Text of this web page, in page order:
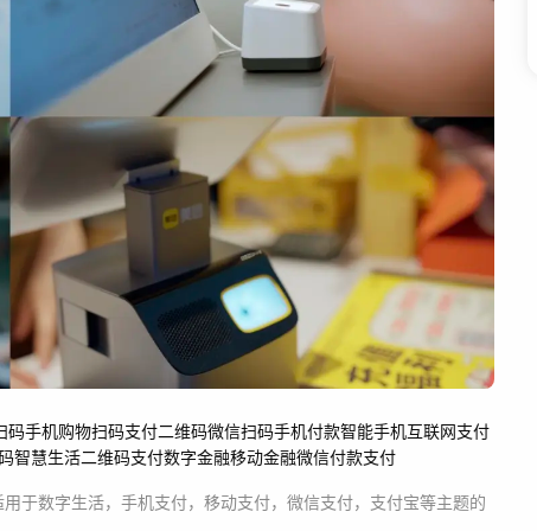
码手机购物扫码支付二维码微信扫码手机付款智能手机互联网支付
智慧生活二维码支付数字金融移动金融微信付款支付
用于数字生活，手机支付，移动支付，微信支付，支付宝等主题的